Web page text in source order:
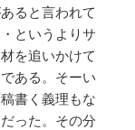
ると言われて
というよりサ
を追いかけて
ある。そーい
書く義理もな
った。その分